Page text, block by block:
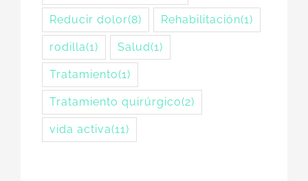
Reducir dolor(8) Rehabilitación(1)
rodilla(1) Salud(1)
Tratamiento(1)
Tratamiento quirúrgico(2)
vida activa(11)